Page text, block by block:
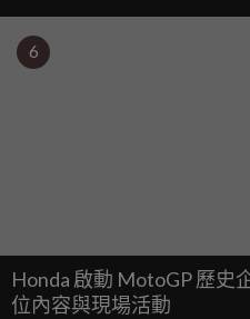
6
Honda 啟動 MotoGP 歷史
位內容與現場活動